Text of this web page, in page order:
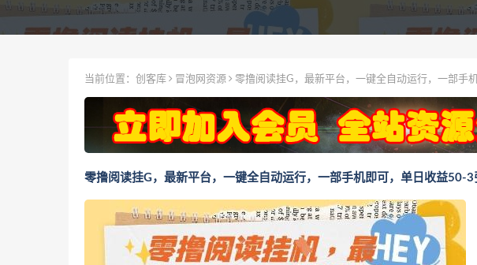
当前位置： 创客库 冒泡网资源 零撸阅读挂G，最新平台，一键全自动运行，一部手
零撸阅读挂G，最新平台，一键全自动运行，一部手机即可，单日收益50-3